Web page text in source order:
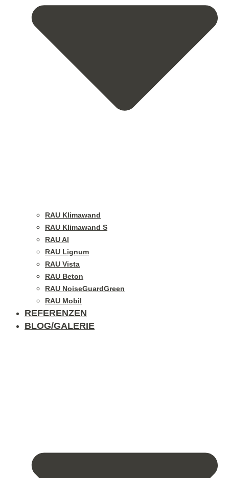
RAU Klimawand
RAU Klimawand S
RAU Al
RAU Lignum
RAU Vista
RAU Beton
RAU NoiseGuardGreen
RAU Mobil
REFERENZEN
BLOG/GALERIE